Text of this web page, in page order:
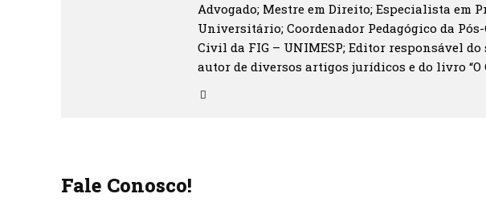
Advogado; Mestre em Direito; Especialista em
Universitário; Coordenador Pedagógico da
Civil da FIG – UNIMESP; Editor responsável
autor de diversos artigos jurídicos e do livro “O
Fale Conosco!